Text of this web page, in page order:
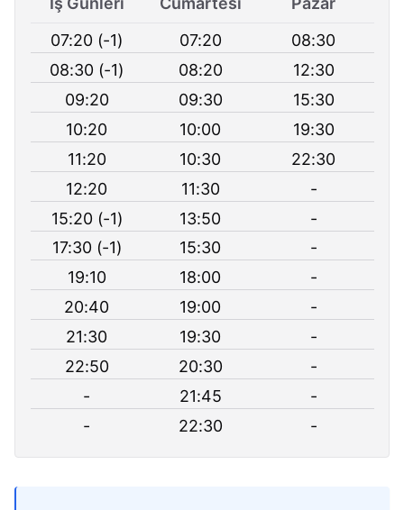
07:20 (-1)
07:20
08:30
08:30 (-1)
08:20
12:30
09:20
09:30
15:30
10:20
10:00
19:30
11:20
10:30
22:30
12:20
11:30
-
15:20 (-1)
13:50
-
17:30 (-1)
15:30
-
19:10
18:00
-
20:40
19:00
-
21:30
19:30
-
22:50
20:30
-
-
21:45
-
-
22:30 -